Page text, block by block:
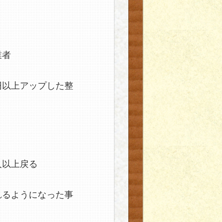
者
上アップした整
上戻る
ようになった事